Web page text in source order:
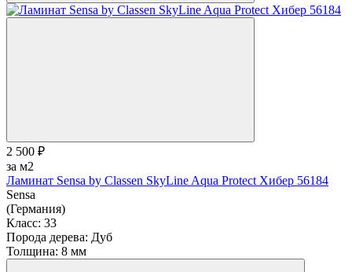
2 500 ₽
за м2
Ламинат Sensa by Classen SkyLine Aqua Protect Хибер 56184
Sensa
(Германия)
Класс: 33
Порода дерева: Дуб
Толщина: 8 мм